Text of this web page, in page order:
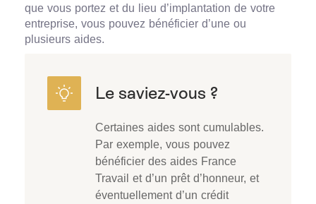
que vous portez et du lieu d’implantation de votre
entreprise, vous pouvez bénéficier d’une ou
plusieurs aides.
Certaines aides sont cumulables.
Par exemple, vous pouvez
bénéficier des aides France
Travail et d’un prêt d’honneur, et
éventuellement d’un crédit